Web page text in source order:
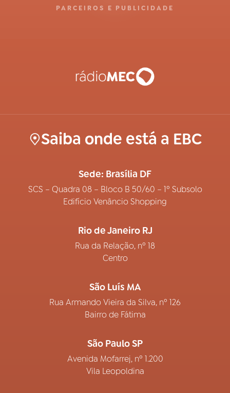
PARCEIROS E PUBLICIDADE
Saiba onde está a EBC
Sede: Brasília DF
SCS – Quadra 08 – Bloco B 50/60 – 1º Subsolo
Edifício Venâncio Shopping
Rio de Janeiro RJ
Rua da Relação, nº 18
Centro
São Luís MA
Rua Armando Vieira da Silva, nº 126
Bairro de Fátima
São Paulo SP
Avenida Mofarrej, nº 1.200
Vila Leopoldina